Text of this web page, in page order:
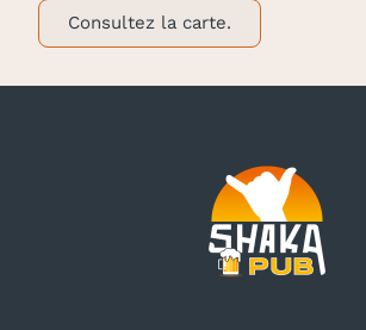
Consultez la carte.